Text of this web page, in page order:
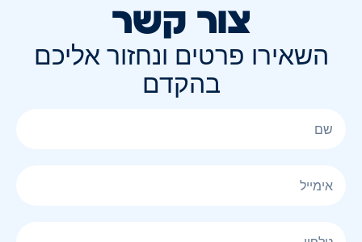
צור קשר
השאירו פרטים ונחזור אליכם
בהקדם